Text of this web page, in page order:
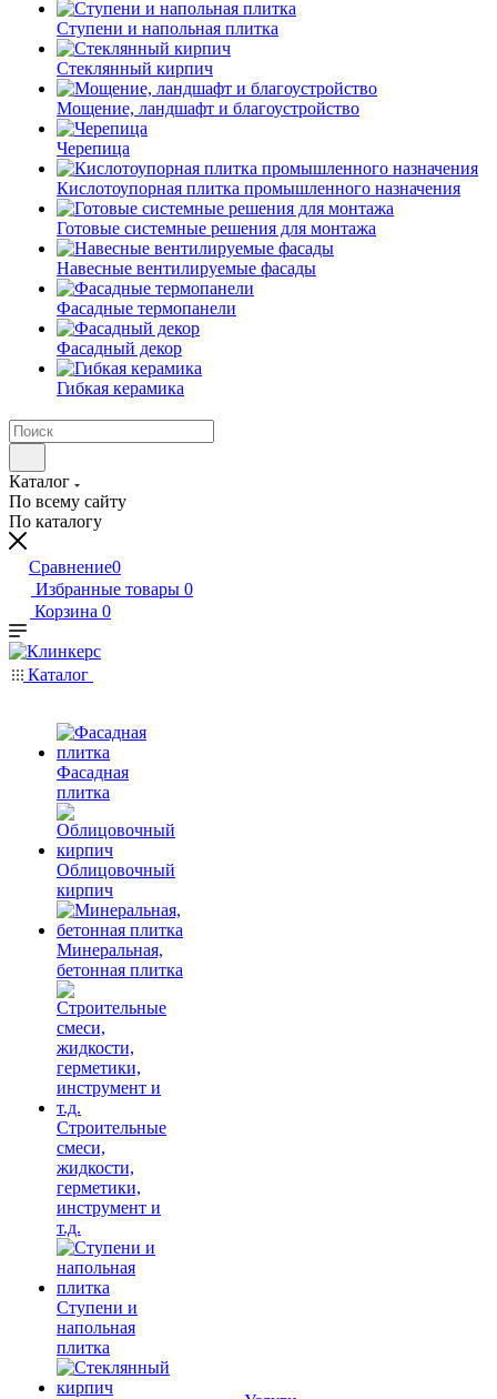
Ступени и напольная плитка
Cтеклянный кирпич
Мощение, ландшафт и благоустройство
Черепица
Кислотоупорная плитка промышленного назначения
Готовые системные решения для монтажа
Навесные вентилируемые фасады
Фасадные термопанели
Фасадный декор
Гибкая керамика
Каталог
По всему сайту
По каталогу
Сравнение0
Избранные товары 0
Корзина 0
Каталог
Фасадная
плитка
Облицовочный
кирпич
Минеральная,
бетонная плитка
Строительные
смеси,
жидкости,
герметики,
инструмент и
т.д.
Ступени и
напольная
плитка